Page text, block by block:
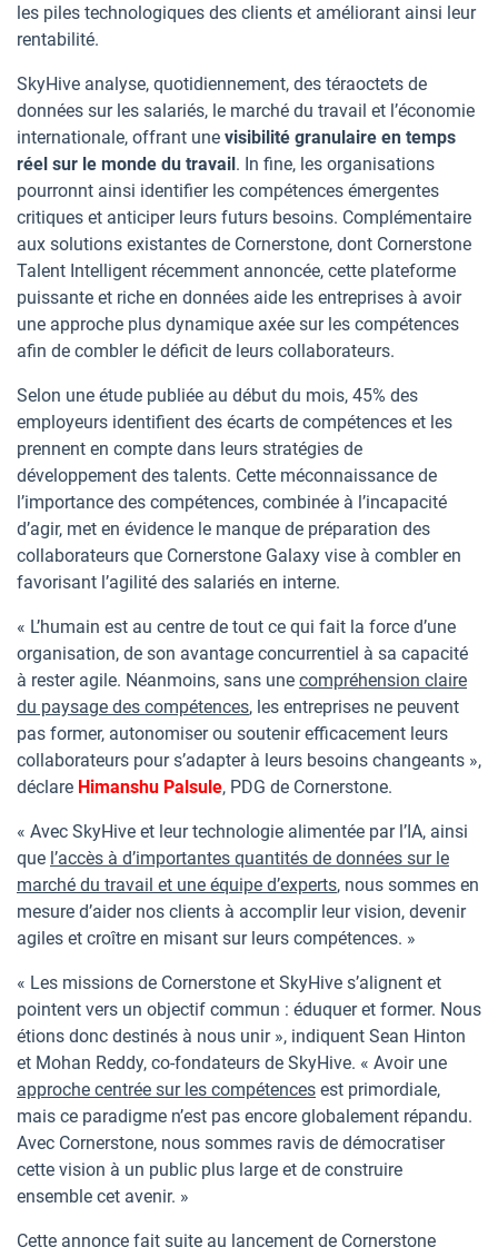
les piles technologiques des clients et améliorant ainsi leur
rentabilité.
SkyHive analyse, quotidiennement, des téraoctets de
données sur les salariés, le marché du travail et l’économie
internationale, offrant une visibilité granulaire en temps
réel sur le monde du travail . In fine, les organisations
pourronnt ainsi identifier les compétences émergentes
critiques et anticiper leurs futurs besoins. Complémentaire
aux solutions existantes de Cornerstone, dont Cornerstone
Talent Intelligent récemment annoncée, cette plateforme
puissante et riche en données aide les entreprises à avoir
une approche plus dynamique axée sur les compétences
afin de combler le déficit de leurs collaborateurs.
Selon une étude publiée au début du mois, 45% des
employeurs identifient des écarts de compétences et les
prennent en compte dans leurs stratégies de
développement des talents. Cette méconnaissance de
l’importance des compétences, combinée à l’incapacité
d’agir, met en évidence le manque de préparation des
collaborateurs que Cornerstone Galaxy vise à combler en
favorisant l’agilité des salariés en interne.
« L’humain est au centre de tout ce qui fait la force d’une
organisation, de son avantage concurrentiel à sa capacité
à rester agile. Néanmoins, sans une compréhension claire
du paysage des compétences, les entreprises ne peuvent
pas former, autonomiser ou soutenir efficacement leurs
collaborateurs pour s’adapter à leurs besoins changeants »,
déclare Himanshu Palsule, PDG de Cornerstone.
« Avec SkyHive et leur technologie alimentée par l’IA, ainsi
que l’accès à d’importantes quantités de données sur le
marché du travail et une équipe d’experts, nous sommes en
mesure d’aider nos clients à accomplir leur vision, devenir
agiles et croître en misant sur leurs compétences. »
« Les missions de Cornerstone et SkyHive s’alignent et
pointent vers un objectif commun : éduquer et former. Nous
étions donc destinés à nous unir », indiquent Sean Hinton
et Mohan Reddy, co-fondateurs de SkyHive. « Avoir une
approche centrée sur les compétences est primordiale,
mais ce paradigme n’est pas encore globalement répandu.
Avec Cornerstone, nous sommes ravis de démocratiser
cette vision à un public plus large et de construire
ensemble cet avenir. »
Cette annonce fait suite au lancement de Cornerstone